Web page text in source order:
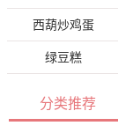
西葫炒鸡蛋
绿豆糕
分类推荐